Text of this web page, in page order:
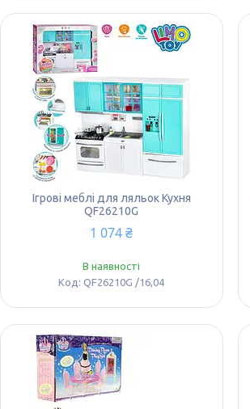
Ігрові меблі для ляльок Кухня
QF26210G
1 074 ₴
В наявності
QF26210G /16,04